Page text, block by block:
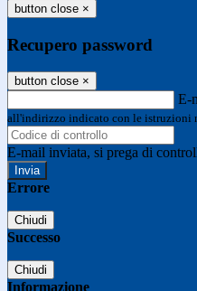
button close ×
Recupero password
button close ×
E-
all'indirizzo indicato con le istruzioni
E-mail inviata, si prega di
Errore
Chiudi
Successo
Chiudi
Informazione